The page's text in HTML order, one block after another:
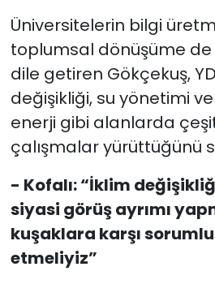
Üniversitelerin bilgi
toplumsal dönüşüme de
dile getiren Gökçekuş,
değişikliği, su yönetimi
enerji gibi alanlarda
çalışmalar yürüttüğünü
- Kofalı: “İklim
siyasi görüş ayrımı
kuşaklara karşı
etmeliyiz”